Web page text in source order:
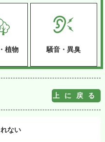
植物 騒音・異臭
上に戻る
ない